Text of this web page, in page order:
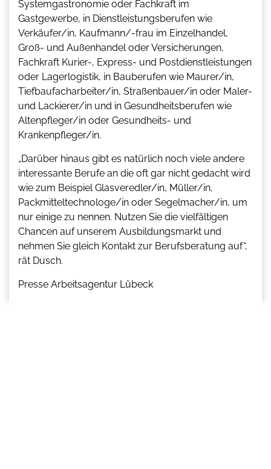
Systemgastronomie oder Fachkraft im
Gastgewerbe, in Dienstleistungsberufen wie
Verkäufer/in, Kaufmann/-frau im Einzelhandel,
Groß- und Außenhandel oder Versicherungen,
Fachkraft Kurier-, Express- und Postdienstleistungen
oder Lagerlogistik, in Bauberufen wie Maurer/in,
Tiefbaufacharbeiter/in, Straßenbauer/in oder Maler-
und Lackierer/in und in Gesundheitsberufen wie
Altenpfleger/in oder Gesundheits- und
Krankenpfleger/in.
„Darüber hinaus gibt es natürlich noch viele andere
interessante Berufe an die oft gar nicht gedacht wird
wie zum Beispiel Glasveredler/in, Müller/in,
Packmitteltechnologe/in oder Segelmacher/in, um
nur einige zu nennen. Nutzen Sie die vielfältigen
Chancen auf unserem Ausbildungsmarkt und
nehmen Sie gleich Kontakt zur Berufsberatung auf“,
rät Dusch.
Presse Arbeitsagentur Lübeck